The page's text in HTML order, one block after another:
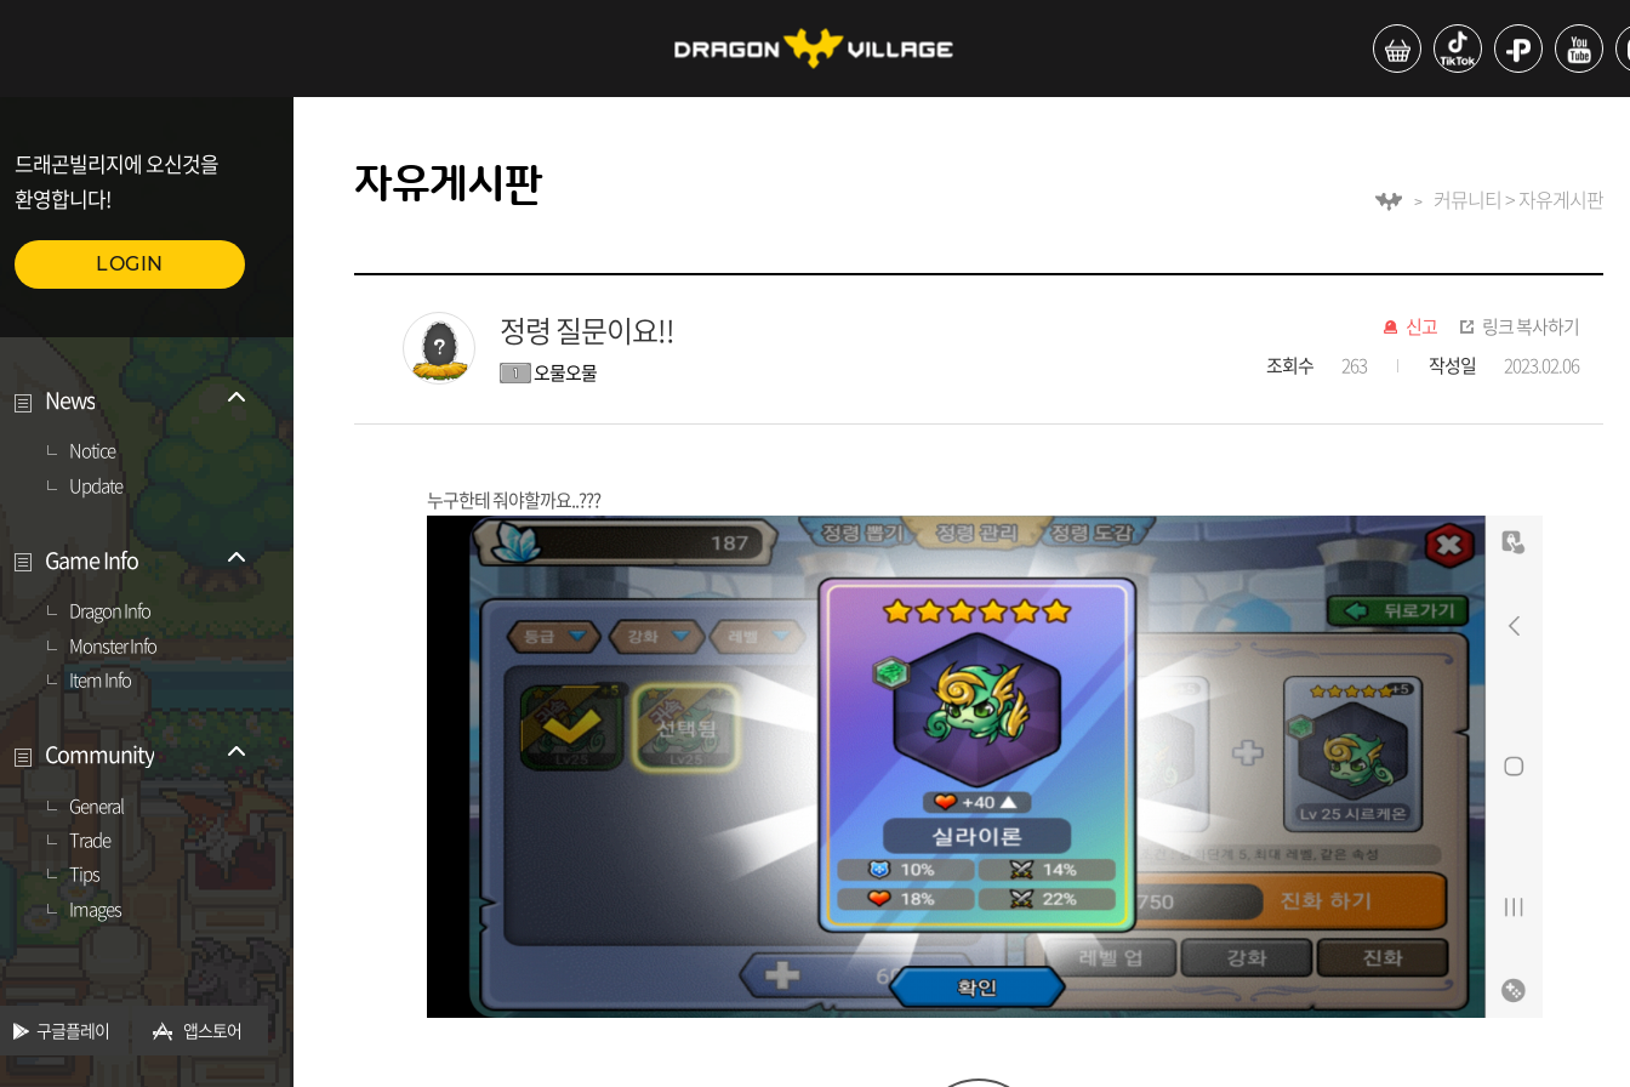
드래곤빌리지에 오신것을
환영합니다!
LOGIN
News
Notice
Update
Game Info
Dragon Info
Monster Info
Item Info
Community
General
Trade
Tips
Images
구글플레이 앱스토어
자유게시판 커뮤니티 > 자유게시판
정령 질문이요!!
오물오물
신고
링크 복사하기
조회수
263 작성일 2023.02.06
누구한테 줘야할까요..???